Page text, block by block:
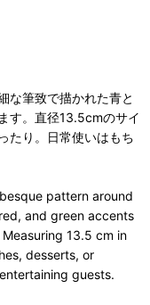
な筆致で描かれた青と
す。直径13.5cmのサイ
たり。日常使いはもち
pattern around
and green accents
13.5 cm in
desserts, or
guests.